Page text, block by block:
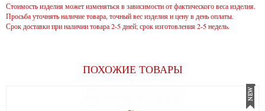
Стоимость изделия может изменяться в зависимости от фактического веса изделия.
Просьба уточнять наличие товара, точный вес изделия и цену в день оплаты.
Срок доставки при наличии товара 2-5 дней; срок изготовления 2-5 недель.
ПОХОЖИЕ ТОВАРЫ